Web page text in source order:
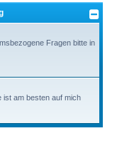
Fragen bitte in
ist am besten auf mich